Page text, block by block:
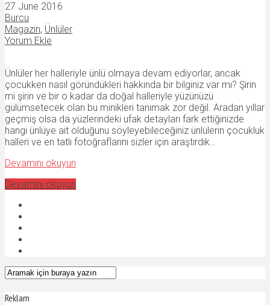
27 June 2016
Burcu
Magazin, Ünlüler
Yorum Ekle
Ünlüler her halleriyle ünlü olmaya devam ediyorlar, ancak
çocukken nasıl göründükleri hakkında bir bilginiz var mı? Şirin
mi şirin ve bir o kadar da doğal halleriyle yüzünüzü
gülümsetecek olan bu minikleri tanımak zor değil. Aradan yıllar
geçmiş olsa da yüzlerindeki ufak detayları fark ettiğinizde
hangi ünlüye ait olduğunu söyleyebileceğiniz ünlülerin çocukluk
halleri ve en tatlı fotoğraflarını sizler için araştırdık…
Devamını okuyun
Devamını okuyun
Reklam